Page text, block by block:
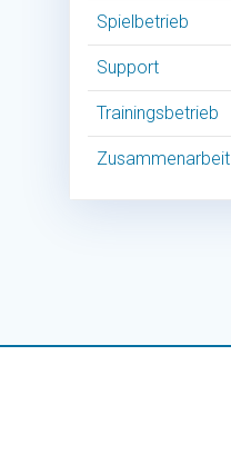
Spielbetrieb
Support
Trainingsbetrieb
Zusammenarbeit